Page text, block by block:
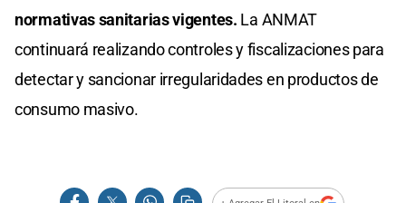
normativas sanitarias vigentes. La ANMAT
continuará realizando controles y fiscalizaciones para
detectar y sancionar irregularidades en productos de
consumo masivo.